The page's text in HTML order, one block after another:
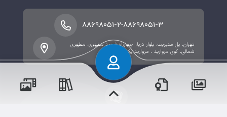
تهران، پل مدیریت، بلوار دریا، چهارراه شهید مطهری، مطهری
شمالی، کوی مروارید ، مروارید یکم -پلاک 2
۸۸۶۹۸۰۵۱-۳-۸۸۶۹۸۰۵۱-۲